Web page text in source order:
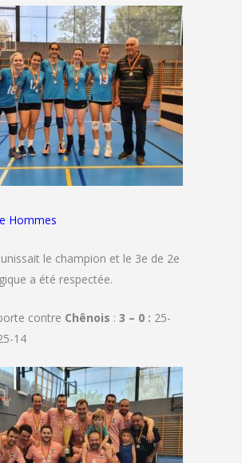
Hommes
le champion et le 3e de 2e
a été respectée.
contre Chênois : 3 – 0 : 25-
14